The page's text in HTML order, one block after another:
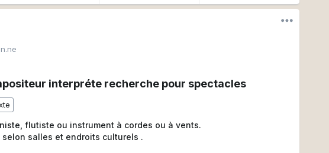
interpréte recherche pour spectacles
flutiste ou instrument à cordes ou à vents.
selon salles et endroits culturels .